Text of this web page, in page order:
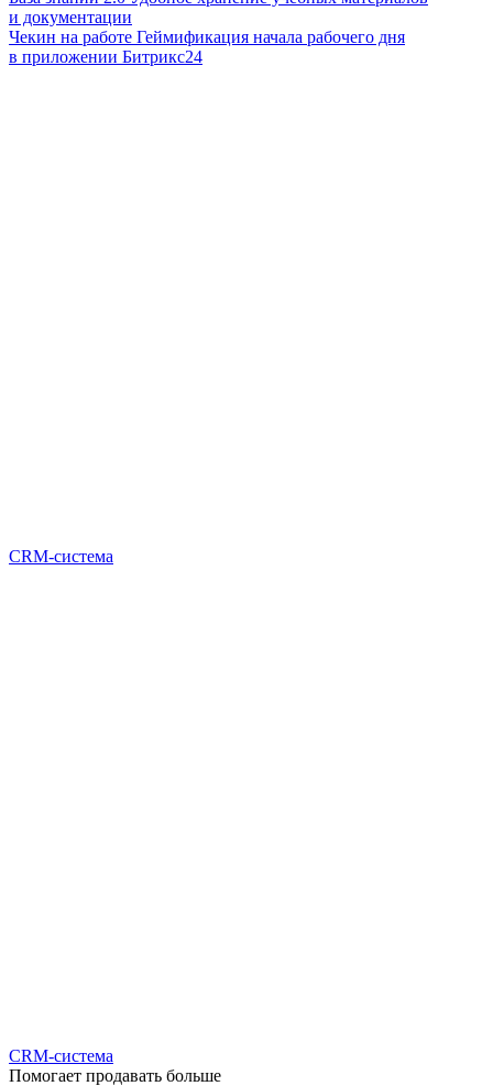
и документации
Чекин на работе Геймификация начала рабочего дня
в приложении Битрикс24
CRM-система
CRM-система
Помогает продавать больше